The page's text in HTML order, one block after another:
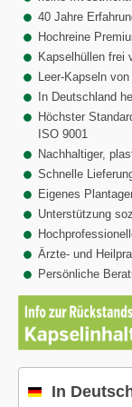
40 Jahre
Hochreine
Kapselhüllen frei
Leer-Kapseln
In Deutschland
Höchster
ISO 9001
Nachhaltiger,
Schnelle
Eigenes
Unterstützung
Ärzte- und
Persönliche
In